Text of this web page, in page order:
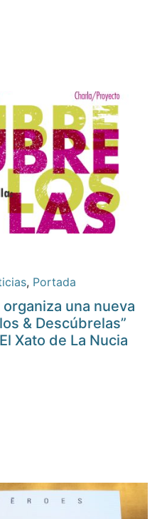
, Portada
una nueva
& Descúbrelas”
Xato de La Nucia